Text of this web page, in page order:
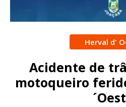
Herval d'
Acidente de
motoqueiro